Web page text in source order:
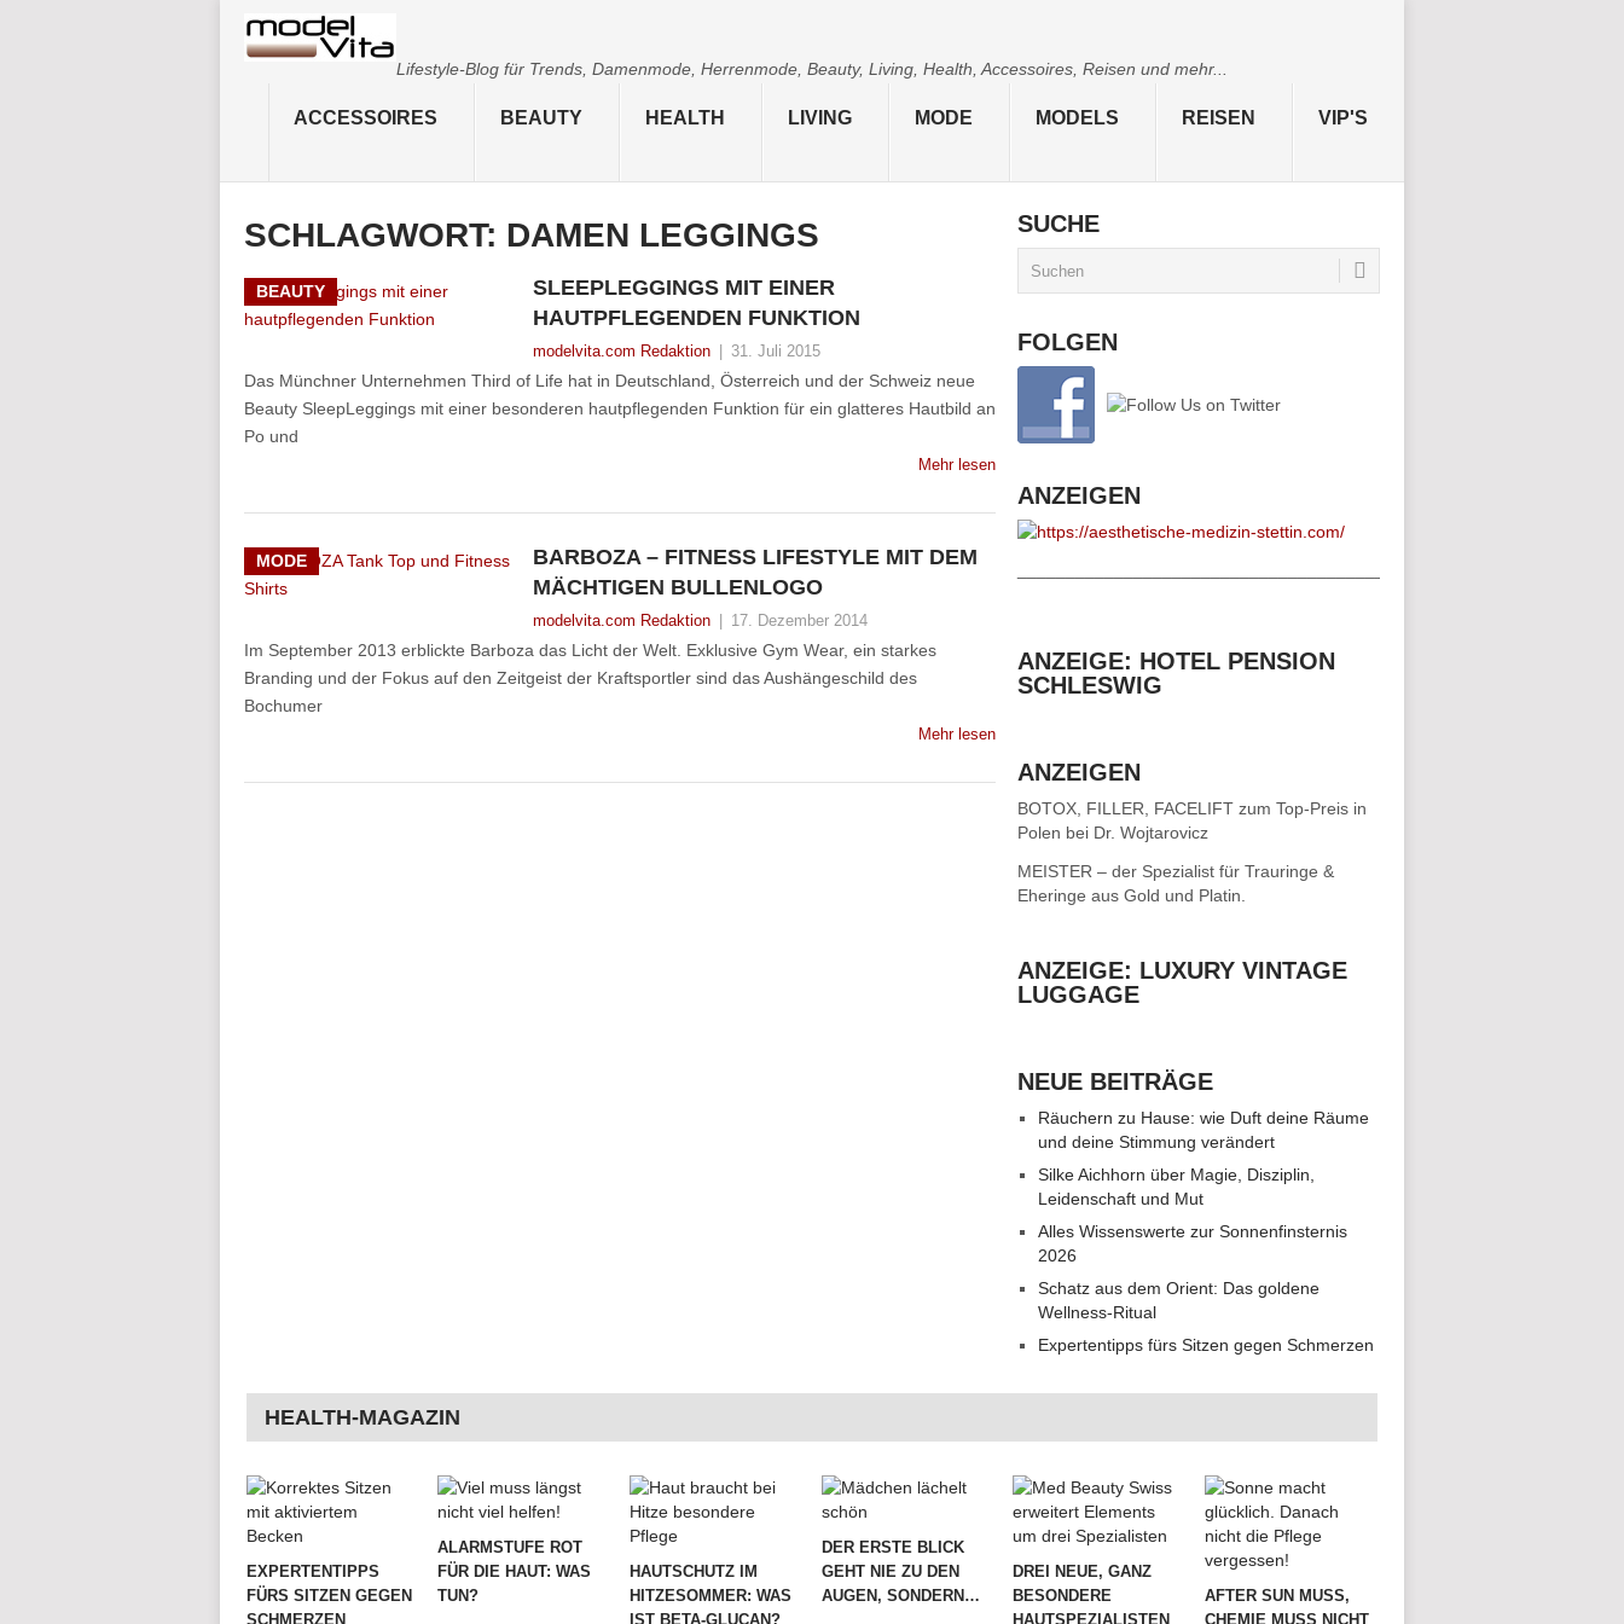
Lifestyle-Blog für Trends, Damenmode, Herrenmode, Beauty, Living, Health, Accessoires, Reisen und mehr...
ACCESSOIRES BEAUTY HEALTH LIVING MODE MODELS REISEN VIP'S
SCHLAGWORT: DAMEN LEGGINGS
BEAUTY
SLEEPLEGGINGS MIT EINER
HAUTPFLEGENDEN FUNKTION
modelvita.com Redaktion 31. Juli 2015
Das Münchner Unternehmen Third of Life hat in Deutschland, Österreich und der Schweiz neue
Beauty SleepLeggings mit einer besonderen hautpflegenden Funktion für ein glatteres Hautbild an
Po und
Mehr lesen
MODE
BARBOZA – FITNESS LIFESTYLE MIT DEM
MÄCHTIGEN BULLENLOGO
modelvita.com Redaktion 17. Dezember 2014
Im September 2013 erblickte Barboza das Licht der Welt. Exklusive Gym Wear, ein starkes
Branding und der Fokus auf den Zeitgeist der Kraftsportler sind das Aushängeschild des
Bochumer
Mehr lesen
SUCHE
FOLGEN
ANZEIGEN
ANZEIGE: HOTEL PENSION
SCHLESWIG
ANZEIGEN
BOTOX, FILLER, FACELIFT zum Top-Preis in
Polen bei Dr. Wojtarovicz
MEISTER – der Spezialist für Trauringe &
Eheringe aus Gold und Platin.
ANZEIGE: LUXURY VINTAGE
LUGGAGE
NEUE BEITRÄGE
Räuchern zu Hause: wie Duft deine Räume
und deine Stimmung verändert
Silke Aichhorn über Magie, Disziplin,
Leidenschaft und Mut
Alles Wissenswerte zur Sonnenfinsternis
2026
Schatz aus dem Orient: Das goldene
Wellness-Ritual
Expertentipps fürs Sitzen gegen Schmerzen
HEALTH-MAGAZIN
EXPERTENTIPPS
FÜRS SITZEN GEGEN
SCHMERZEN
ALARMSTUFE ROT
FÜR DIE HAUT: WAS
TUN?
HAUTSCHUTZ IM
HITZESOMMER: WAS
IST BETA-GLUCAN?
DER ERSTE BLICK
GEHT NIE ZU DEN
AUGEN, SONDERN…
DREI NEUE, GANZ
BESONDERE
HAUTSPEZIALISTEN
AFTER SUN MUSS,
CHEMIE MUSS NICHT